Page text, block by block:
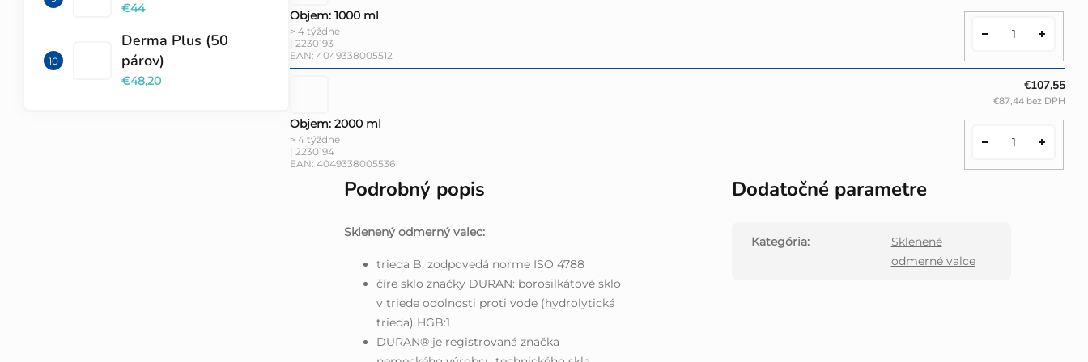
€44
Derma Plus (50
párov)
€48,20
Objem: 1000 ml
> 4 týždne
| 2230193
EAN: 4049338005512
Objem: 2000 ml
> 4 týždne
| 2230194
EAN: 4049338005536
€107,55
€87,44 bez DPH
Podrobný popis
Sklenený odmerný valec:
trieda B, zodpovedá norme ISO 4788
číre sklo značky DURAN: borosilkátové sklo
v triede odolnosti proti vode (hydrolytická
trieda) HGB:1
DURAN® je registrovaná značka
Dodatočné parametre
Kategória:
Sklenené
odmerné valce